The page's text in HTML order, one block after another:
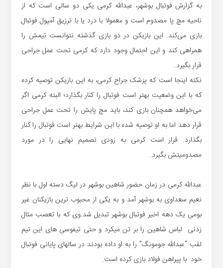
به گزارش فوتبال بوشهر، عبدالله کرمی یکی‌ دو سالی است که از
ناحیه مچ پا مصدوم است و معمولا با درد یا با ترزیق آمپول فوتبال
بازی می‌کند. این بازیکن در دو بازی گذشته نتوانست تیمش را
همراهی کند و این احتمال وجود دارد که کرمی تحت عمل جراحی
قرار بگیرد.
نکته اینجا است که پزشک جراح کرمی، به این بازیکن توصیه کرده
که با این وضعیت بهتر است فوتبال را کنار بگذارد؛ البته کرمی اگر
می‌خواهد همچنان بازی کند، باید مچ پایش را تحت عمل جراحی
قرار دهد اما به او توصیه شده با این شرایط بهتر است فوتبال را کنار
بگذارد. قرار است کرمی به زودی تصمیم نهایی را در مورد
مصدومیتش بگیرد.
عبدالله کرمی در زمان حضور شاهین بوشهر در لیگ دسته اول با نظر
نعیم سعداوی به بوشهر آمد و به یکی از محبوب ترین بازیکنان غیر
بومی یک دهه اخیر فوتبال بوشهر تبدیل شد.وی که با تعصب مثال
زدنی لباس شاهین را بر تن میکرد و حتی تیفوسی های این تیم
لقب “عبدالله جومونگ” را به او داده بودند در سالهای پایانی فوتبال
خود با پیراهن فولاد بازی کرده است.